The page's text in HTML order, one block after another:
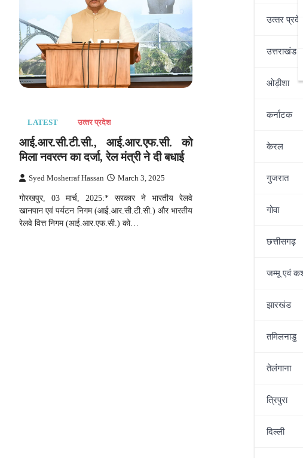
उत्‍तर प्रदेश
उत्तराखंड
ओड़ीशा
कर्नाटक
केरल
गुजरात
गोवा
छत्तीसगढ़
जम्‍मू एवं
झारखंड
तमिलनाडु
तेलंगाना
त्रिपुरा
दिल्‍ली
LATEST उत्‍तर प्रदेश
आई.आर.सी.टी.सी., आई.आर.एफ.सी. को
मिला नवरत्न का दर्जा, रेल मंत्री ने दी बधाई
Syed Mosherraf Hassan March 3, 2025
गोरखपुर, 03 मार्च, 2025:* सरकार ने भारतीय रेलवे
खानपान एवं पर्यटन निगम (आई.आर.सी.टी.सी.) और भारतीय
रेलवे वित्त निगम (आई.आर.एफ.सी.) को…